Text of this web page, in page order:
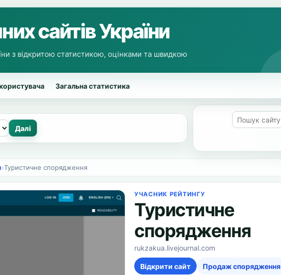
сайтів України
з відкритою статистикою, оцінками та швидкою
Загальна статистика
›Туристичне спорядження
УЧАСНИК РЕЙТИНГУ
Туристичне
спорядження
rukzakua.livejournal.com
Відкрити сайт Продаж спорядження